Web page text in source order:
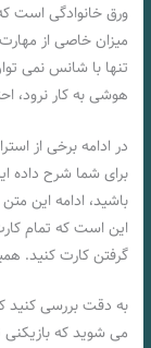
ورق خانوادگی است
میزان خاصی از
هوشی به کار نرود،
این است که تمام
گرفتن کارت کنید.
به دقت بررسی کنید
می شوید که بازیکنی